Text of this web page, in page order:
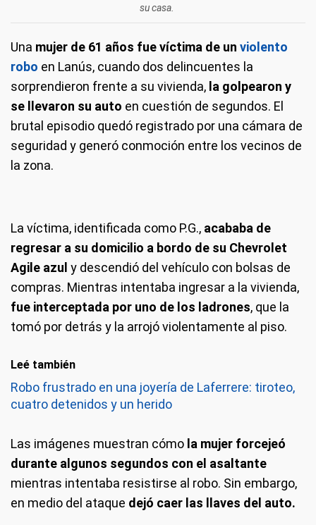
su casa.
Una mujer de 61 años fue víctima de un violento
robo en Lanús, cuando dos delincuentes la
sorprendieron frente a su vivienda, la golpearon y
se llevaron su auto en cuestión de segundos. El
brutal episodio quedó registrado por una cámara de
seguridad y generó conmoción entre los vecinos de
la zona.
La víctima, identificada como P.G., acababa de
regresar a su domicilio a bordo de su Chevrolet
Agile azul y descendió del vehículo con bolsas de
compras. Mientras intentaba ingresar a la vivienda,
fue interceptada por uno de los ladrones, que la
tomó por detrás y la arrojó violentamente al piso.
Leé también
Robo frustrado en una joyería de Laferrere: tiroteo,
cuatro detenidos y un herido
Las imágenes muestran cómo la mujer forcejeó
durante algunos segundos con el asaltante
mientras intentaba resistirse al robo. Sin embargo,
en medio del ataque dejó caer las llaves del auto.